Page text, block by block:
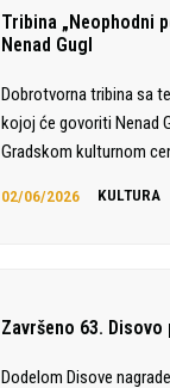
Tribina „Neophodni
Nenad Gugl
Dobrotvorna tribina sa
kojoj će govoriti Nenad
Gradskom kulturnom
02/06/2026 KULTURA
Završeno 63. Disovo
Dodelom Disove